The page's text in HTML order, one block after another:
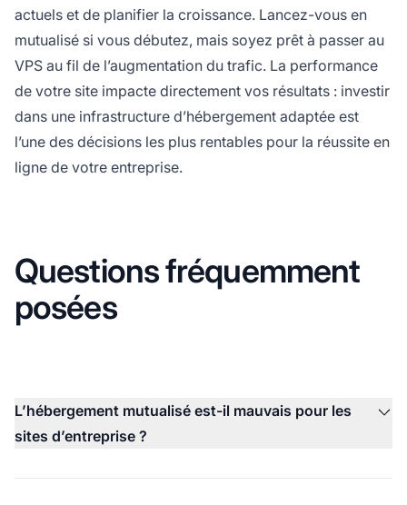
actuels et de planifier la croissance. Lancez-vous en
mutualisé si vous débutez, mais soyez prêt à passer au
VPS au fil de l’augmentation du trafic. La performance
de votre site impacte directement vos résultats : investir
dans une infrastructure d’hébergement adaptée est
l’une des décisions les plus rentables pour la réussite en
ligne de votre entreprise.
Questions fréquemment
posées
L’hébergement mutualisé est-il mauvais pour les
sites d’entreprise ?